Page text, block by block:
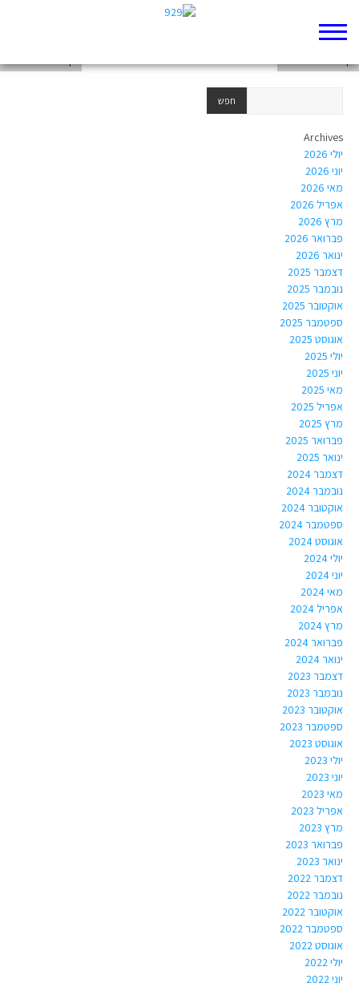
Archives
יולי 2026
יוני 2026
מאי 2026
אפריל 2026
מרץ 2026
פברואר 2026
ינואר 2026
דצמבר 2025
נובמבר 2025
אוקטובר 2025
ספטמבר 2025
אוגוסט 2025
יולי 2025
יוני 2025
מאי 2025
אפריל 2025
מרץ 2025
פברואר 2025
ינואר 2025
דצמבר 2024
נובמבר 2024
אוקטובר 2024
ספטמבר 2024
אוגוסט 2024
יולי 2024
יוני 2024
מאי 2024
אפריל 2024
מרץ 2024
פברואר 2024
ינואר 2024
דצמבר 2023
נובמבר 2023
אוקטובר 2023
ספטמבר 2023
אוגוסט 2023
יולי 2023
יוני 2023
מאי 2023
אפריל 2023
מרץ 2023
פברואר 2023
ינואר 2023
דצמבר 2022
נובמבר 2022
אוקטובר 2022
ספטמבר 2022
אוגוסט 2022
יולי 2022
יוני 2022